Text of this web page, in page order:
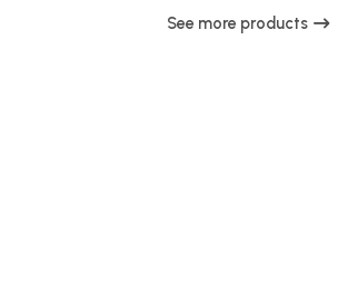
See more products